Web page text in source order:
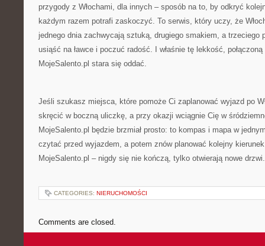
przygody z Włochami, dla innych – sposób na to, by odkryć
każdym razem potrafi zaskoczyć. To serwis, który uczy, że
jednego dnia zachwycają sztuką, drugiego smakiem, a trzeciego
usiąść na ławce i poczuć radość. I właśnie tę lekkość,
MojeSalento.pl stara się oddać.
Jeśli szukasz miejsca, które pomoże Ci zaplanować wyjazd po
skręcić w boczną uliczkę, a przy okazji wciągnie Cię w
MojeSalento.pl będzie brzmiał prosto: to kompas i mapa w
czytać przed wyjazdem, a potem znów planować kolejny
MojeSalento.pl – nigdy się nie kończą, tylko otwierają nowe drzwi.
CATEGORIES: NIERUCHOMOŚCI
Comments are closed.